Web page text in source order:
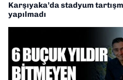
Karşıyaka’da stadyum
yapılmadı